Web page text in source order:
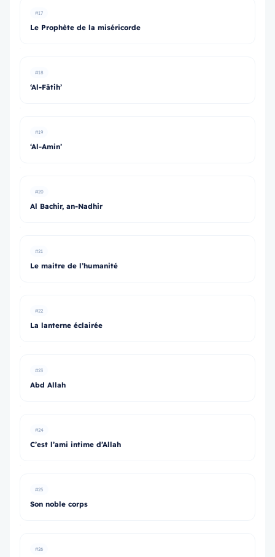
#17
Le Prophète de la miséricorde
#18
‘Al-Fātih’
#19
‘Al-Amin’
#20
Al Bachir, an-Nadhir
#21
Le maitre de l’humanité
#22
La lanterne éclairée
#23
Abd Allah
#24
C’est l’ami intime d’Allah
#25
Son noble corps
#26